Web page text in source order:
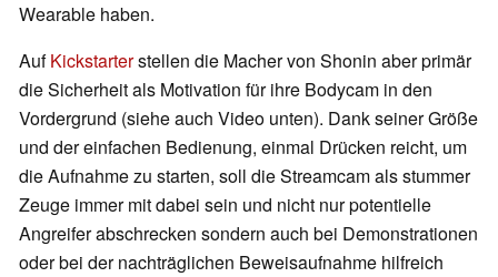
Wearable haben.
AufKickstarterstellen die Macher von Shonin aber primär
die Sicherheit als Motivation für ihre Bodycam in den
Vordergrund (siehe auch Video unten). Dank seiner Größe
und der einfachen Bedienung, einmal Drücken reicht, um
die Aufnahme zu starten, soll die Streamcam als stummer
Zeuge immer mit dabei sein und nicht nur potentielle
Angreifer abschrecken sondern auch bei Demonstrationen
oder bei der nachträglichen Beweisaufnahme hilfreich